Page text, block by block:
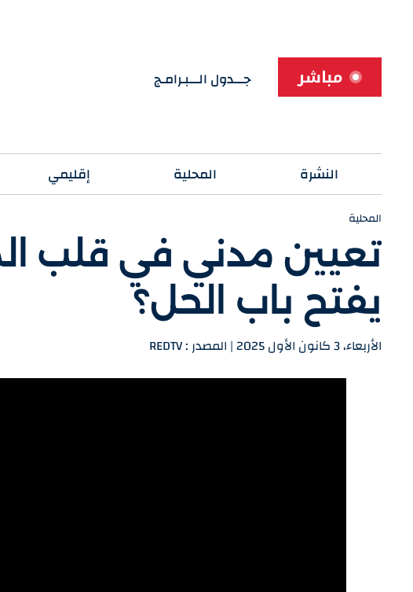
مباشر جـــدول الـــبـرامـج
النشرة المحلية إقليمي
المحلية
تعيين مدني في قلب
يفتح باب الحل؟
الأربعاء، 3 كانون الأول 2025 | المصدر : REDTV